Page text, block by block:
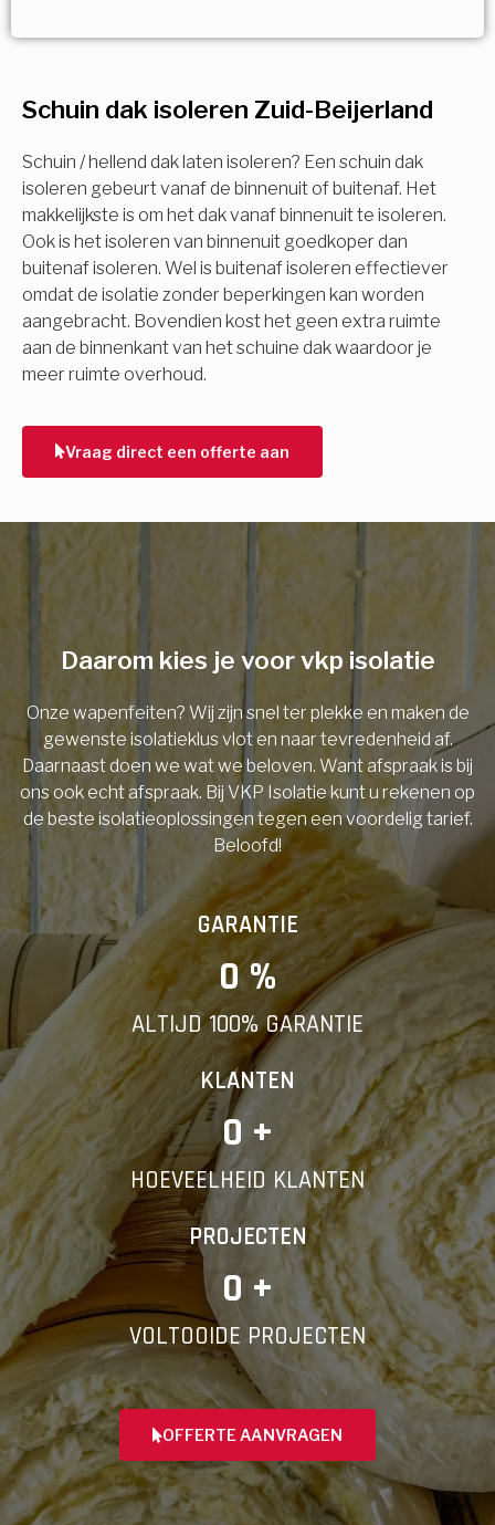
Schuin dak isoleren Zuid-Beijerland
Schuin / hellend dak laten isoleren? Een schuin dak
isoleren gebeurt vanaf de binnenuit of buitenaf. Het
makkelijkste is om het dak vanaf binnenuit te isoleren.
Ook is het isoleren van binnenuit goedkoper dan
buitenaf isoleren. Wel is buitenaf isoleren effectiever
omdat de isolatie zonder beperkingen kan worden
aangebracht. Bovendien kost het geen extra ruimte
aan de binnenkant van het schuine dak waardoor je
meer ruimte overhoud.
Vraag direct een offerte aan
Meerdere keuzes mogelijk
Isolatiemaatregel
Spouwisolatie
Vloerisolatie
Dakisolatie
Gevelisolatie
Vorige Volgende
subsidie!
Vul uw gegevens in en ontvang nu direct uw
berekening per mail.
Voornaam
Telefoonnummer
Vorige
Daarom kies je voor vkp isolatie
Onze wapenfeiten? Wij zijn snel ter plekke en maken de
gewenste isolatieklus vlot en naar tevredenheid af.
Daarnaast doen we wat we beloven. Want afspraak is bij
ons ook echt afspraak. Bij VKP Isolatie kunt u rekenen op
de beste isolatieoplossingen tegen een voordelig tarief.
Beloofd!
GARANTIE
0 %
ALTIJD 100% GARANTIE
KLANTEN
0 +
HOEVEELHEID KLANTEN
PROJECTEN
0 +
VOLTOOIDE PROJECTEN
OFFERTE AANVRAGEN